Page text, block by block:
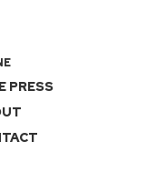
PRESS